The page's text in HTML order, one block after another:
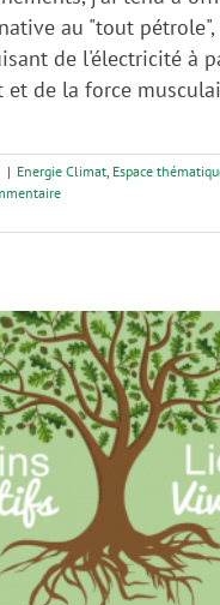
au "tout pétrole",
de l'électricité à
et de la force
| Energie Climat, Espace